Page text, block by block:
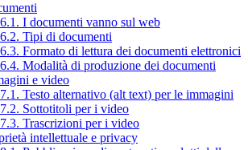
I documenti vanno sul web
Tipi di documenti
Formato di lettura dei documenti elettronici
Modalità di produzione dei documenti
e video
Testo alternativo (alt text) per le immagini
Sottotitoli per i video
Trascrizioni per i video
intellettuale e privacy